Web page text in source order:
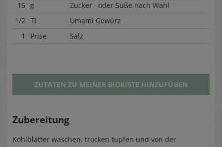
15 g
Zucker oder Süße nach Wahl
1/2 TL
Umami Gewürz
1
Prise Salz
ZUTATEN ZU MEINER BIOKISTE HINZUFÜGEN
Zubereitung
Kohlblätter waschen, trocken tupfen und von der